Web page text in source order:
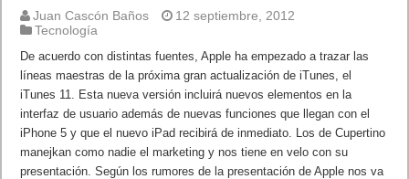
Juan Cascón Baños
12 septiembre, 2012
Tecnología
De acuerdo con distintas fuentes, Apple ha empezado a trazar las
líneas maestras de la próxima gran actualización de iTunes, el
iTunes 11. Esta nueva versión incluirá nuevos elementos en la
interfaz de usuario además de nuevas funciones que llegan con el
iPhone 5 y que el nuevo iPad recibirá de inmediato. Los de Cupertino
manejkan como nadie el marketing y nos tiene en velo con su
presentación. Según los rumores de la presentación de Apple nos va